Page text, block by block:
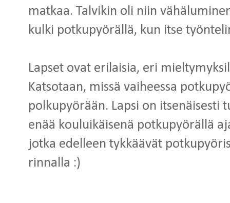
matkaa. Talvikin oli niin
kulki potkupyörällä, kun itse
Lapset ovat erilaisia, eri
Katsotaan, missä vaiheessa
polkupyörään. Lapsi on itsenäisesti
enää kouluikäisenä potkupyörällä
jotka edelleen tykkäävät
rinnalla :)